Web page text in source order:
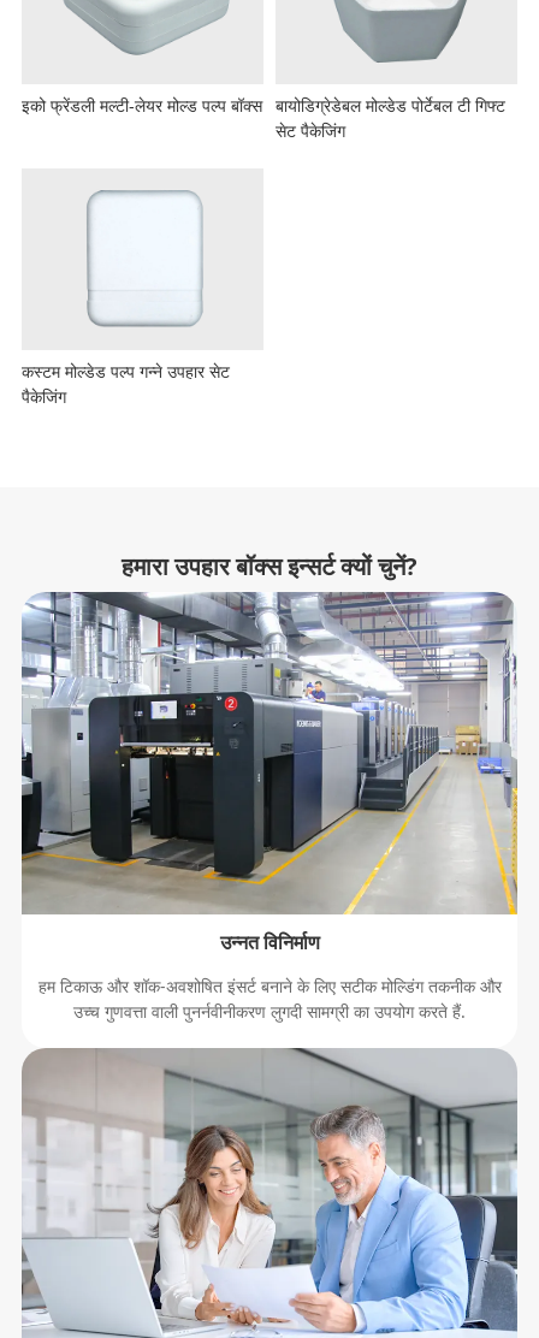
इको फ्रेंडली मल्टी-लेयर मोल्ड पल्प बॉक्स
बायोडिग्रेडेबल मोल्डेड पोर्टेबल टी गिफ्ट
सेट पैकेजिंग
कस्टम मोल्डेड पल्प गन्ने उपहार सेट
पैकेजिंग
हमारा उपहार बॉक्स इन्सर्ट क्यों चुनें?
उन्नत विनिर्माण
हम टिकाऊ और शॉक-अवशोषित इंसर्ट बनाने के लिए सटीक मोल्डिंग तकनीक और
उच्च गुणवत्ता वाली पुनर्नवीनीकरण लुगदी सामग्री का उपयोग करते हैं.